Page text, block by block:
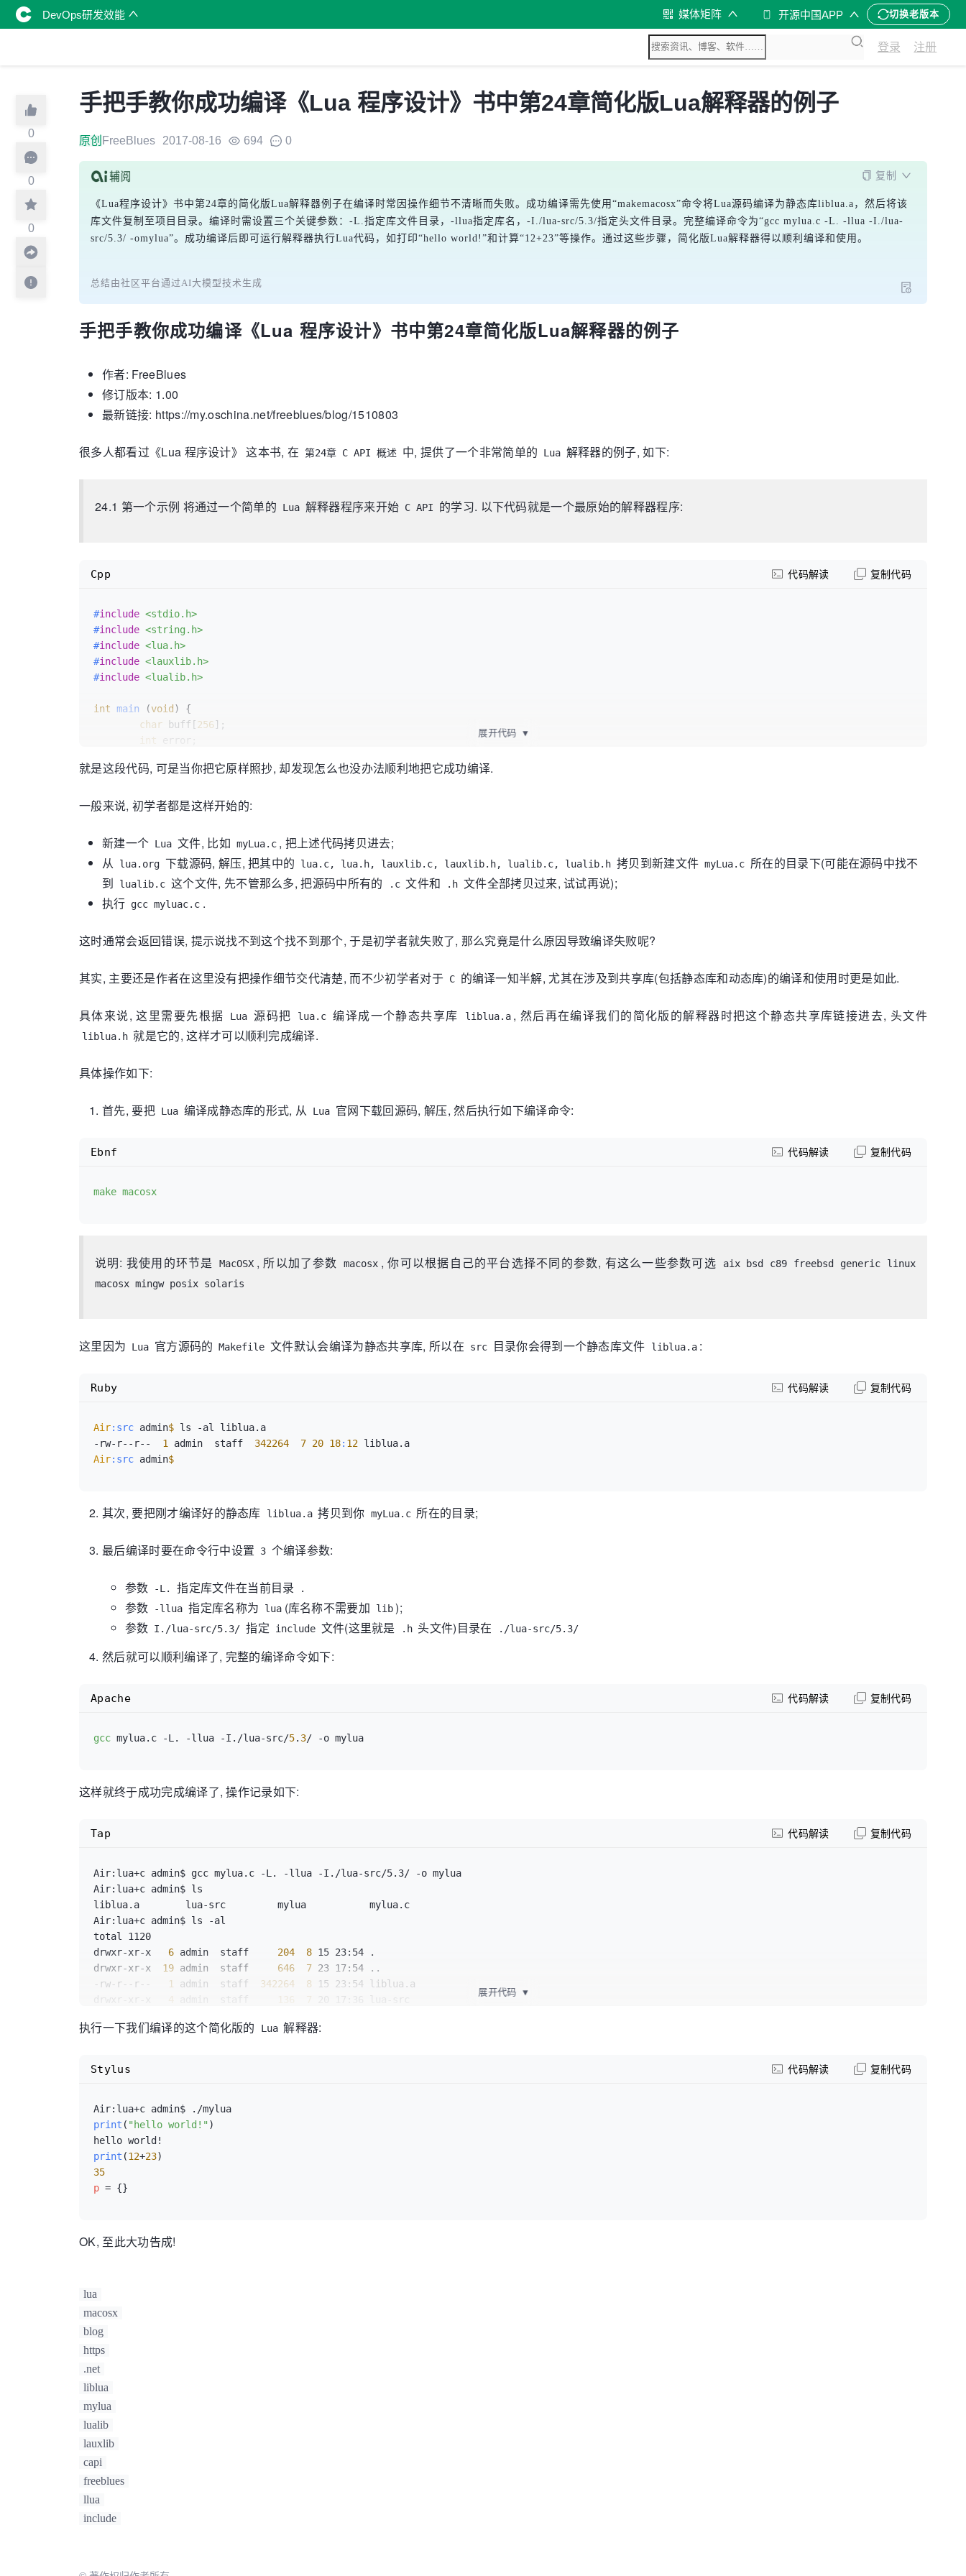
DevOps研发效能 媒体矩阵 开源中国APP 切换老版本
登录 注册
0
0
0
手把手教你成功编译《Lua 程序设计》书中第24章简化版Lua解释器的例子
原创 FreeBlues 2017-08-16 694 0
复制
《Lua程序设计》书中第24章的简化版Lua解释器例子在编译时常因操作细节不清晰而失败。成功编译需先使用“makemacosx”命令将Lua源码编译为静态库liblua.a，然后将该
库文件复制至项目目录。编译时需设置三个关键参数：-L.指定库文件目录，-llua指定库名，-I./lua-src/5.3/指定头文件目录。完整编译命令为“gcc mylua.c -L. -llua -I./lua-
src/5.3/ -omylua”。成功编译后即可运行解释器执行Lua代码，如打印“hello world!”和计算“12+23”等操作。通过这些步骤，简化版Lua解释器得以顺利编译和使用。
总结由社区平台通过AI大模型技术生成
手把手教你成功编译《Lua 程序设计》书中第24章简化版Lua解释器的例子
作者: FreeBlues
修订版本: 1.00
最新链接: https://my.oschina.net/freeblues/blog/1510803
很多人都看过《Lua 程序设计》 这本书, 在 第24章 C API 概述 中, 提供了一个非常简单的 Lua 解释器的例子, 如下:
24.1 第一个示例 将通过一个简单的 Lua 解释器程序来开始 C API 的学习. 以下代码就是一个最原始的解释器程序:
#include <stdio.h>
#include <string.h>
#include <lua.h>
#include <lauxlib.h>
#include <lualib.h>
int main (void)
{
char buff[256];
int
luaL_openlibs(L);
while (fgets(buff, sizeof
if (error) {
fprintf (stderr, "%s" , lua_tostring
lua_pop(L,
);
                }
        }
return
0;
Cpp 代码解读 复制代码
展开代码 ▼
就是这段代码, 可是当你把它原样照抄, 却发现怎么也没办法顺利地把它成功编译.
一般来说, 初学者都是这样开始的:
新建一个 Lua 文件, 比如 myLua.c , 把上述代码拷贝进去;
从
lua.org 下载源码, 解压, 把其中的 lua.c, lua.h, lauxlib.c, lauxlib.h, lualib.c, lualib.h 拷贝到新建文件 myLua.c 所在的目录下(可能在源码中找不
到
lualib.c 这个文件, 先不管那么多, 把源码中所有的 .c 文件和 .h 文件全部拷贝过来, 试试再说);
执行 gcc myluac.c .
这时通常会返回错误, 提示说找不到这个找不到那个, 于是初学者就失败了, 那么究竟是什么原因导致编译失败呢?
其实, 主要还是作者在这里没有把操作细节交代清楚, 而不少初学者对于 C 的编译一知半解, 尤其在涉及到共享库(包括静态库和动态库)的编译和使用时更是如此.
具体来说, 这里需要先根据 Lua 源码把 lua.c 编译成一个静态共享库 liblua.a , 然后再在编译我们的简化版的解释器时把这个静态共享库链接进去, 头文件
liblua.h 就是它的, 这样才可以顺利完成编译.
具体操作如下:
首先, 要把 Lua 编译成静态库的形式, 从 Lua 官网下载回源码, 解压, 然后执行如下编译命令:
make macosx
Ebnf 代码解读 复制代码
说明: 我使用的环节是 MacOSX , 所以加了参数 macosx , 你可以根据自己的平台选择不同的参数, 有这么一些参数可选
aix bsd c89 freebsd generic linux
macosx mingw posix solaris
这里因为 Lua 官方源码的 Makefile 文件默认会编译为静态共享库, 所以在 src 目录你会得到一个静态库文件 liblua.a :
Air:src admin$ ls -al liblua.a
-rw-r--r-- 1 admin  staff 342264 7 20 18: 12
Air:src admin
Ruby 代码解读 复制代码
其次, 要把刚才编译好的静态库 liblua.a 拷贝到你 myLua.c 所在的目录;
最后编译时要在命令行中设置 3 个编译参数:
参数 -L. 指定库文件在当前目录 .
参数 -llua 指定库名称为 lua (库名称不需要加 lib );
参数 I./lua-src/5.3/ 指定 include 文件(这里就是 .h 头文件)目录在 ./lua-src/5.3/
然后就可以顺利编译了, 完整的编译命令如下:
gcc mylua.c -L. -llua -I./lua-src/5. 3
Apache 代码解读 复制代码
这样就终于成功完成编译了, 操作记录如下:
Air:lua+c admin$ gcc mylua.c -L. -llua -I./lua-src/5.3/ -o mylua
Air:lua+c admin$ ls
liblua.a	lua-src		mylua		mylua.c
Air:lua+c admin$ ls -al
total 1120
drwxr-xr-x
6 admin  staff 204 8 15 23:54 .
drwxr-xr-x
19 admin  staff 646 7 23 17:54 ..
-rw-r--r--
1 admin  staff 342264 8
15 23:54 liblua.a
4 admin  staff 136 7
20 17:36 lua-src
-rw-r--r-- 1 admin  staff 447 7 20 21:48 mylua.c
Tap 代码解读 复制代码
展开代码 ▼
执行一下我们编译的这个简化版的 Lua 解释器:
print ( "hello world!" )
print (12+23)
35
p
Stylus 代码解读 复制代码
OK, 至此大功告成!
lua
macosx
blog
https
.net
liblua
mylua
lualib
lauxlib
capi
freeblues
llua
include